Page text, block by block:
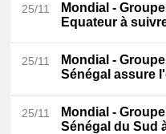
25/11 Mondial -
Equateur à
25/11 Mondial -
Sénégal assure
25/11 Mondial -
Sénégal du Sud